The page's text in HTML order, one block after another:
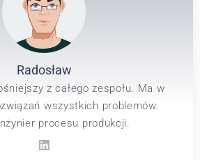
Radosław
z całego zespołu. Ma w
wszystkich problemów.
procesu produkcji.